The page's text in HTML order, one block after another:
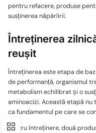
pentru refacere, produse
susținerea năpârlirii.
Întreținerea
reușit
Întreținerea este etapa de
de performanță, organismul
metabolism echilibrat și o
aminoacizi. Această etapă
ca fundamentul pe care se
Pentru întreținere, două